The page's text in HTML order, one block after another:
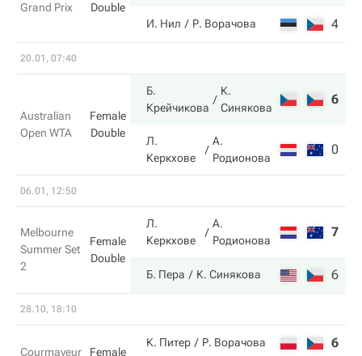
Grand Prix
Double
И. Нил Р. Ворачова 4
20.01, 07:40
Australian
Open WTA
Female
Double
Б.
Крейчикова
К.
Синякова
6
Л.
Керкхове
А.
Родионова
0
06.01, 12:50
Melbourne
Summer Set
2
Female
Double
Л.
Керкхове
А.
Родионова
7
Б. Пера К. Синякова 6
28.10, 18:10
Courmayeur
Female
К. Питер Р. Ворачова 6